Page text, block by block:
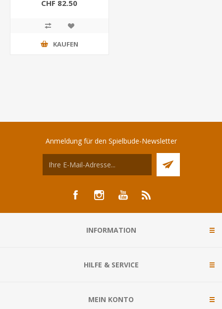
CHF 82.50
KAUFEN
Anmeldung für den Spielbude-Newsletter
INFORMATION
HILFE & SERVICE
MEIN KONTO